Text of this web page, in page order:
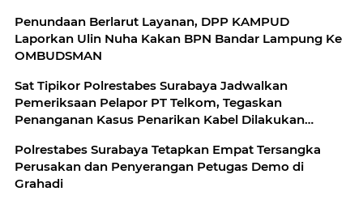
Penundaan Berlarut Layanan, DPP KAMPUD
Laporkan Ulin Nuha Kakan BPN Bandar Lampung Ke
OMBUDSMAN
Sat Tipikor Polrestabes Surabaya Jadwalkan
Pemeriksaan Pelapor PT Telkom, Tegaskan
Penanganan Kasus Penarikan Kabel Dilakukan
Polrestabes Surabaya Tetapkan Empat Tersangka
Perusakan dan Penyerangan Petugas Demo di
Grahadi